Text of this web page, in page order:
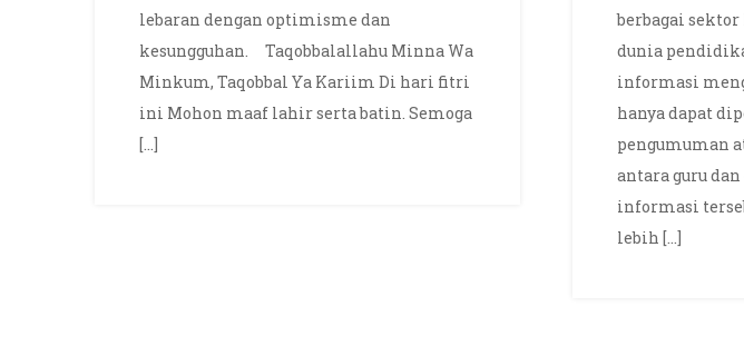
Syawal
1447
H
lebaran dengan optimisme dan
kesungguhan. Taqobbalallahu Minna Wa
Minkum, Taqobbal Ya Kariim Di hari fitri
ini Mohon maaf lahir serta batin. Semoga
[…]
berbagai
dunia
informasi
hanya dapat
pengumuman
antara guru
informasi
lebih […]